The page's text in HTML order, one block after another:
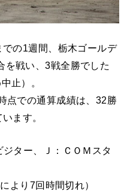
の1週間、栃木ゴールデ
を戦い、3戦全勝でした
止）。
点での通算成績は、32勝
ます。
ター、Ｊ：ＣＯＭスタ
より7回時間切れ）